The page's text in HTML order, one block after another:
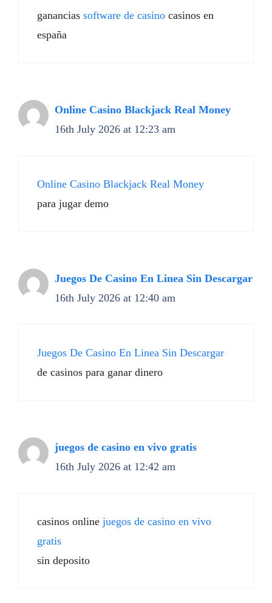
ganancias software de casino casinos en
españa
Online Casino Blackjack Real Money
16th July 2026 at 12:23 am
Online Casino Blackjack Real Money
para jugar demo
Juegos De Casino En Linea Sin Descargar
16th July 2026 at 12:40 am
Juegos De Casino En Linea Sin Descargar
de casinos para ganar dinero
juegos de casino en vivo gratis
16th July 2026 at 12:42 am
casinos online juegos de casino en vivo
gratis
sin deposito